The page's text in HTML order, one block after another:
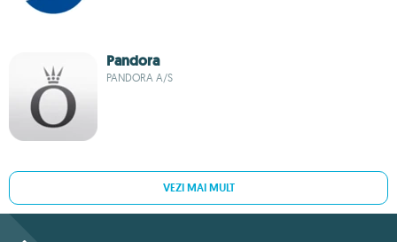
Pandora
PANDORA A/S
VEZI MAI MULT